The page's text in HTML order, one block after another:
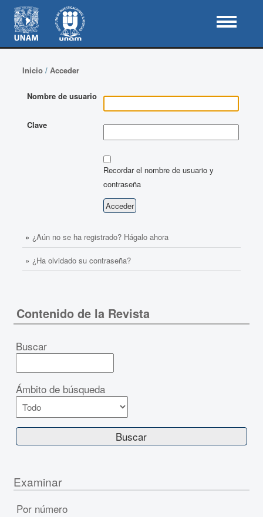
Inicio/ Acceder
Nombre de usuario
Clave
Recordar el nombre de usuario y
contraseña
¿Aún no se ha registrado? Hágalo ahora
¿Ha olvidado su contraseña?
Contenido de la Revista
Buscar
Ámbito de búsqueda
Examinar
Por número